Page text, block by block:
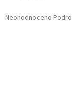
Průměrné
Neohodnoceno